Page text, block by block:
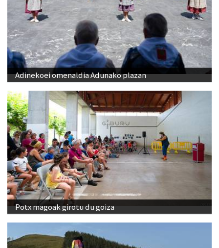
Adinekoei omenaldia Adunako plazan
Potx magoak girotu du goiza